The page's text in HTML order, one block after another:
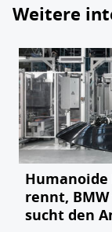
Weitere
Humanoide
rennt,
sucht den